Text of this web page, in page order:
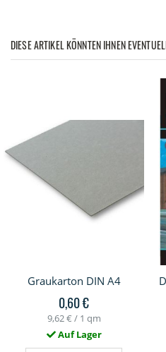
DIESE ARTIKEL KÖNNTEN IHNEN
Graukarton DIN A4
0,60 €
9,62 € / 1 qm
Auf Lager